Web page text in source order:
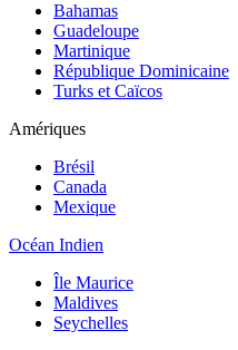
Bahamas
Guadeloupe
Martinique
République Dominicaine
Turks et Caïcos
Amériques
Brésil
Canada
Mexique
Océan Indien
Île Maurice
Maldives
Seychelles